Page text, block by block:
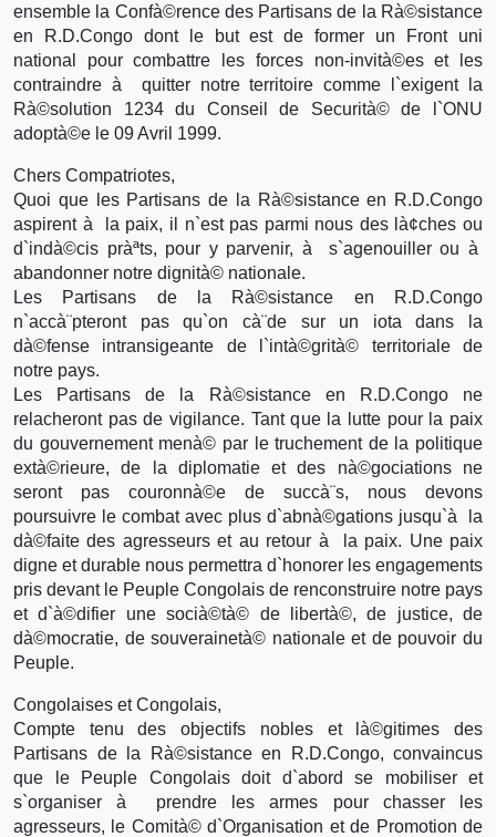
ensemble la Confà©rence des Partisans de la Rà©sistance
en R.D.Congo dont le but est de former un Front uni
national pour combattre les forces non-invità©es et les
contraindre à quitter notre territoire comme l`exigent la
Rà©solution 1234 du Conseil de Securità© de l`ONU
adoptà©e le 09 Avril 1999.
Chers Compatriotes,
Quoi que les Partisans de la Rà©sistance en R.D.Congo
aspirent à la paix, il n`est pas parmi nous des là¢ches ou
d`indà©cis pràªts, pour y parvenir, à s`agenouiller ou à
abandonner notre dignità© nationale.
Les Partisans de la Rà©sistance en R.D.Congo
n`accà¨pteront pas qu`on cà¨de sur un iota dans la
dà©fense intransigeante de l`intà©grità© territoriale de
notre pays.
Les Partisans de la Rà©sistance en R.D.Congo ne
relacheront pas de vigilance. Tant que la lutte pour la paix
du gouvernement menà© par le truchement de la politique
extà©rieure, de la diplomatie et des nà©gociations ne
seront pas couronnà©e de succà¨s, nous devons
poursuivre le combat avec plus d`abnà©gations jusqu`à la
dà©faite des agresseurs et au retour à la paix. Une paix
digne et durable nous permettra d`honorer les engagements
pris devant le Peuple Congolais de renconstruire notre pays
et d`à©difier une socià©tà© de libertà©, de justice, de
dà©mocratie, de souverainetà© nationale et de pouvoir du
Peuple.
Congolaises et Congolais,
Compte tenu des objectifs nobles et là©gitimes des
Partisans de la Rà©sistance en R.D.Congo, convaincus
que le Peuple Congolais doit d`abord se mobiliser et
s`organiser à prendre les armes pour chasser les
agresseurs, le Comità© d`Organisation et de Promotion de